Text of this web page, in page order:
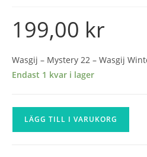
199,00 kr
Wasgij – Mystery 22 – Wasgij
Endast 1 kvar i lager
Wasgij
LÄGG TILL I VARUKORG